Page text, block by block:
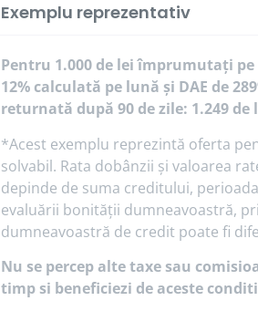
Exemplu reprezentativ
Pentru 1.000 de lei împrumutați pe
12% calculată pe lună și DAE de
returnată după 90 de zile: 1.249 de
*Acest exemplu reprezintă oferta
solvabil. Rata dobânzii și valoarea
depinde de suma creditului,
evaluării bonității dumneavoastră,
dumneavoastră de credit poate fi
Nu se percep alte taxe sau
timp si beneficiezi de aceste